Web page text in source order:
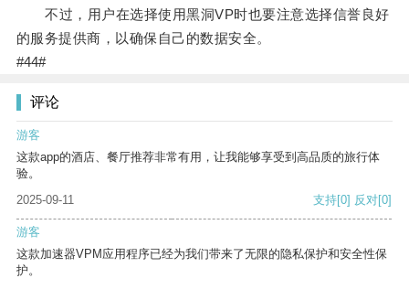
不过，用户在选择使用黑洞VP时也要注意选择信誉良好
的服务提供商，以确保自己的数据安全。
#44#
评论
游客
这款app的酒店、餐厅推荐非常有用，让我能够享受到高品质的旅行体
验。
2025-09-11
支持[0] 反对[0]
游客
这款加速器VPM应用程序已经为我们带来了无限的隐私保护和安全性保
护。